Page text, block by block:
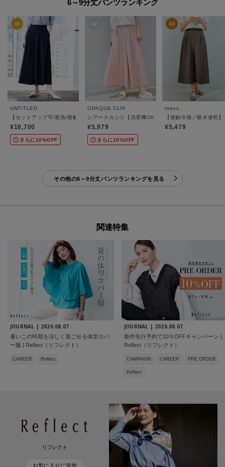
6～9分丈パンツランキング
UNTITLED
【セットアップ可/遮熱/接触冷感/UVカット】リラクシーガウチョパンツ
¥18,700
さらに10%OFF
OPAQUE.CLIP
シアースカンツ【洗濯機OK】
¥5,979
さらに10%OFF
index
【接触冷感／吸水速乾
¥5,479
その他の6～9分丈パンツランキングを見る
関連特集
JOURNAL | 2026.08.07
暑いこの時期を涼しく過ごせる体型カバ
ー服 | Reflect（リフレクト）
CAREER Reflect
JOURNAL | 2026.08.07
新作先行予約で10％OFFキャンペーン |
Reflect（リフレクト）
CAMPAIGN CAREER PRE ORDER
Reflect
リフレクト
お気に入りに追加